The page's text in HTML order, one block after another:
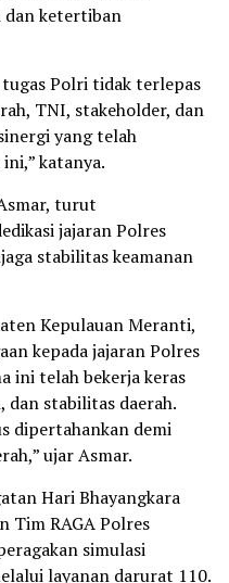
dan ketertiban
Polri tidak terlepas
TNI, stakeholder, dan
yang telah
katanya.
turut
jajaran Polres
stabilitas keamanan
Kepulauan Meranti,
kepada jajaran Polres
ini telah bekerja keras
dan stabilitas daerah.
dipertahankan demi
ujar Asmar.
Hari Bhayangkara
Tim RAGA Polres
simulasi
layanan darurat 110.